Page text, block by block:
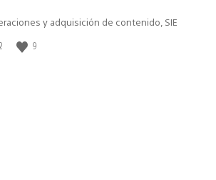
y adquisición de contenido, SIE
2 9